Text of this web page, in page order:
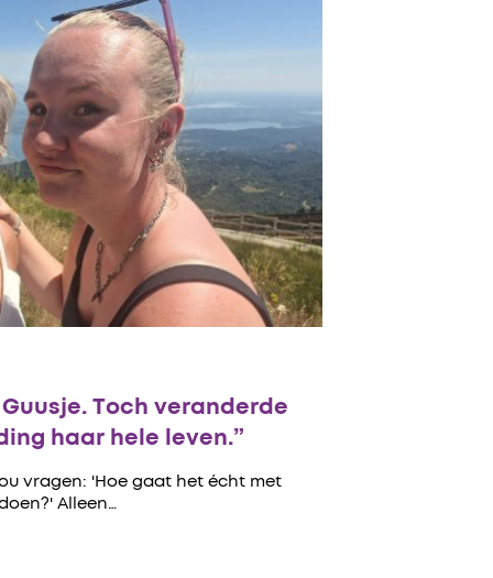
Toch veranderde
haar hele leven.”
vragen: 'Hoe gaat het écht met
Alleen…